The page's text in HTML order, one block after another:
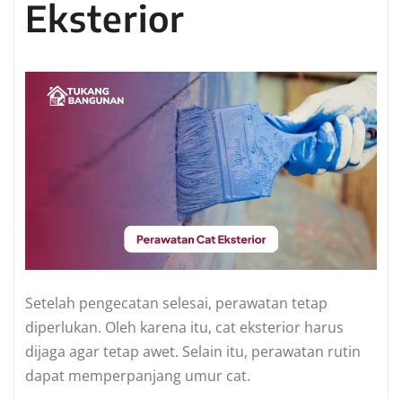
Eksterior
Setelah pengecatan selesai, perawatan tetap
diperlukan. Oleh karena itu, cat eksterior harus
dijaga agar tetap awet. Selain itu, perawatan rutin
dapat memperpanjang umur cat.